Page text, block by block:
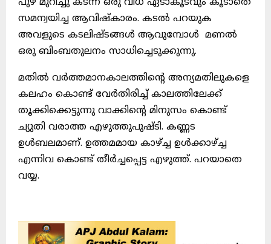
പുഴ മുറിച്ചു കടന്ന് ഒരു വിധ ഏടാകൂടവും കൂടാതെ
സമന്വയിച്ച ആവിഷ്കാരം. കടൽ പറയുക
അവളുടെ കടലിഷ്ടങ്ങൾ ആവുമ്പോൾ മണൽ
ഒരു ബിംബതുലനം സാധിച്ചെടുക്കുന്നു.
മതിൽ വർത്തമാനകാലത്തിൻ്റെ അന്യമതിലുകളെ
കലഹം കൊണ്ട് വേർതിരിച്ച് കാലത്തിലേക്ക്
തൂക്കിക്കെട്ടുന്നു വാക്കിൻ്റെ മിനുസം കൊണ്ട്
ച്യുതി വരാത്ത എഴുത്തുപുഷ്ടി. കണ്ണട
ഉൾബലമാണ്. ഉത്തമമായ കാഴ്ച്ച ഉൾക്കാഴ്ച്ച
എന്നിവ കൊണ്ട് തീർച്ചപ്പെട്ട എഴുത്ത്. പറയാതെ
വയ്യ.